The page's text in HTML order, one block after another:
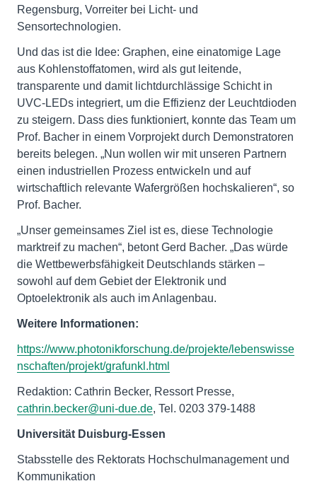
Regensburg, Vorreiter bei Licht- und
Sensortechnologien.
Und das ist die Idee: Graphen, eine einatomige Lage
aus Kohlenstoffatomen, wird als gut leitende,
transparente und damit lichtdurchlässige Schicht in
UVC-LEDs integriert, um die Effizienz der Leuchtdioden
zu steigern. Dass dies funktioniert, konnte das Team um
Prof. Bacher in einem Vorprojekt durch Demonstratoren
bereits belegen. „Nun wollen wir mit unseren Partnern
einen industriellen Prozess entwickeln und auf
wirtschaftlich relevante Wafergrößen hochskalieren“, so
Prof. Bacher.
„Unser gemeinsames Ziel ist es, diese Technologie
marktreif zu machen“, betont Gerd Bacher. „Das würde
die Wettbewerbsfähigkeit Deutschlands stärken –
sowohl auf dem Gebiet der Elektronik und
Optoelektronik als auch im Anlagenbau.
Weitere Informationen:
https://www.photonikforschung.de/projekte/lebenswisse
nschaften/projekt/grafunkl.html
Redaktion: Cathrin Becker, Ressort Presse,
cathrin.becker@uni-due.de, Tel. 0203 379-1488
Universität Duisburg-Essen
Stabsstelle des Rektorats Hochschulmanagement und
Kommunikation